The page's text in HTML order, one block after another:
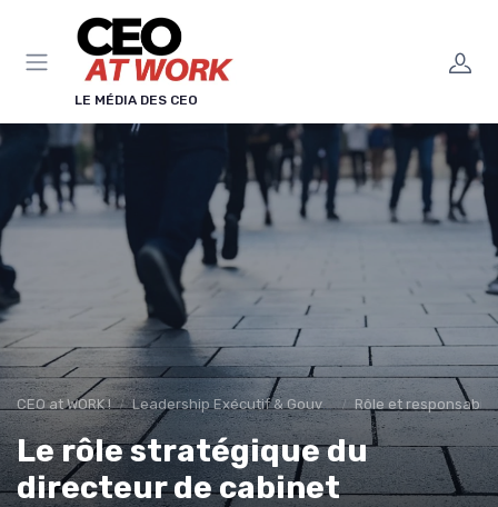
LE MÉDIA DES CEO
CEO at WORK ! Leadership Exécutif & Gouvernance Rôle et
Le rôle stratégique du
directeur de cabinet
Panneau de gestion des cookies